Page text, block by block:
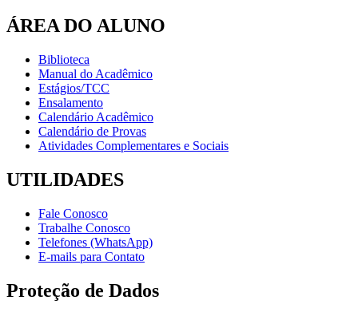
ÁREA DO ALUNO
Biblioteca
Manual do Acadêmico
Estágios/TCC
Ensalamento
Calendário Acadêmico
Calendário de Provas
Atividades Complementares e Sociais
UTILIDADES
Fale Conosco
Trabalhe Conosco
Telefones (WhatsApp)
E-mails para Contato
Proteção de Dados